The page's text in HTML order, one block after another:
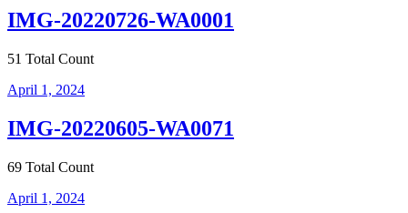
IMG-20220726-WA0001
51 Total Count
April 1, 2024
IMG-20220605-WA0071
69 Total Count
April 1, 2024